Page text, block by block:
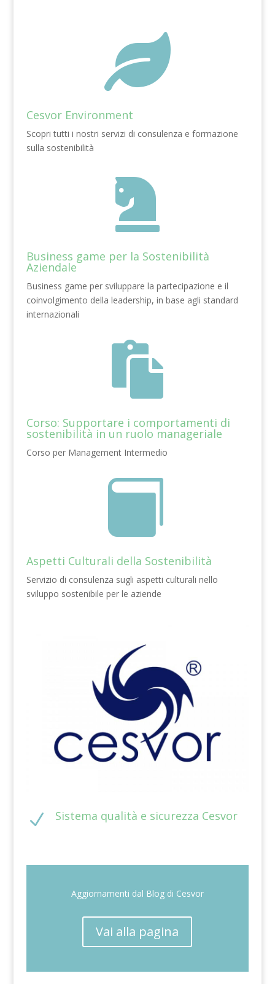

Cesvor Environment
Scopri tutti i nostri servizi di consulenza e formazione
sulla sostenibilità

Business game per la Sostenibilità
Aziendale
Business game per sviluppare la partecipazione e il
coinvolgimento della leadership, in base agli standard
internazionali

Corso: Supportare i comportamenti di
sostenibilità in un ruolo manageriale
Corso per Management Intermedio

Aspetti Culturali della Sostenibilità
Servizio di consulenza sugli aspetti culturali nello
sviluppo sostenibile per le aziende
N Sistema qualità e sicurezza Cesvor
Aggiornamenti dal Blog di Cesvor
Vai alla pagina